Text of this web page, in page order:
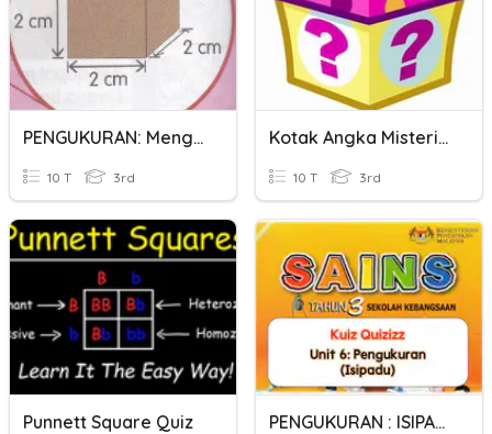
PENGUKURAN: Mengukur Isi Padu Kotak Lohong - Tahun 3
10 T 3rd
Kotak Angka Misterius
10 T 3rd
Punnett Square Quiz PENGUKURAN : ISIPADU KOTAK LOHONG